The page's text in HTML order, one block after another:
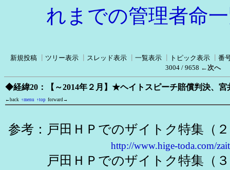
れまでの管理者命
新規投稿 ツリー表示 スレッド表示 一覧表示 トピック表示
番
3004 / 9658 ←次へ
◆経緯20：【～2014年２月】★ヘイトスピーチ賠償判決、
←back ↑menu ↑top forward→
参考：戸田ＨＰでのザイトク特集（
http://www.hige-toda.com/
戸田ＨＰでのザイトク特集（３